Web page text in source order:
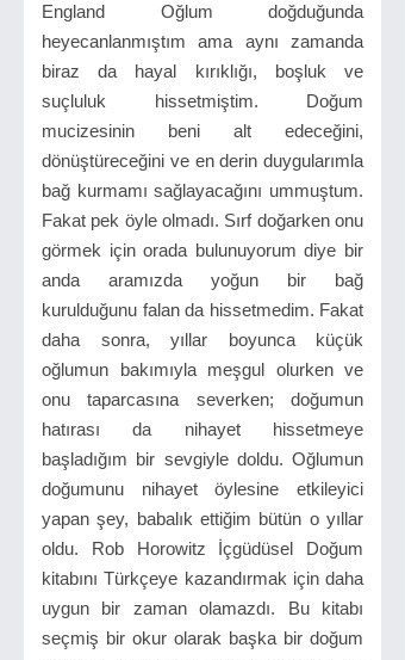
England Oğlum doğduğunda
heyecanlanmıştım ama aynı zamanda
biraz da hayal kırıklığı, boşluk ve
suçluluk hissetmiştim. Doğum
mucizesinin beni alt edeceğini,
dönüştüreceğini ve en derin duygularımla
bağ kurmamı sağlayacağını ummuştum.
Fakat pek öyle olmadı. Sırf doğarken onu
görmek için orada bulunuyorum diye bir
anda aramızda yoğun bir bağ
kurulduğunu falan da hissetmedim. Fakat
daha sonra, yıllar boyunca küçük
oğlumun bakımıyla meşgul olurken ve
onu taparcasına severken; doğumun
hatırası da nihayet hissetmeye
başladığım bir sevgiyle doldu. Oğlumun
doğumunu nihayet öylesine etkileyici
yapan şey, babalık ettiğim bütün o yıllar
oldu. Rob Horowitz İçgüdüsel Doğum
kitabını Türkçeye kazandırmak için daha
uygun bir zaman olamazdı. Bu kitabı
seçmiş bir okur olarak başka bir doğum